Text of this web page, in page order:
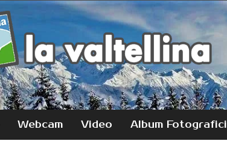
Webcam Video Album Fotografici